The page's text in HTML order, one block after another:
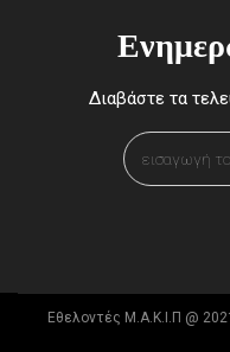
Διαβάστε τα
Εθελοντές Μ.Α.Κ.Ι.Π @